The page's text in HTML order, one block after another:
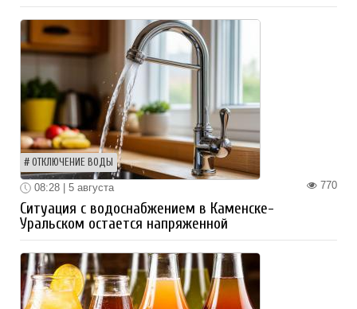
ОТКЛЮЧЕНИЕ ВОДЫ
770
08:28 | 5 августа
Ситуация с водоснабжением в Каменске-
Уральском остается напряженной